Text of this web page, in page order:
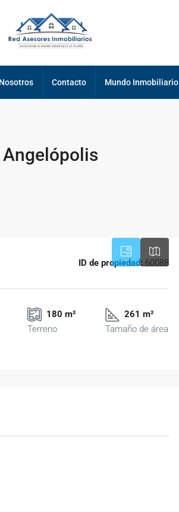
Nosotros Contacto Mundo Inmobiliario
Angelópolis
ID de propiedad: 60088
180 m²
Terreno
261 m²
Tamaño de área